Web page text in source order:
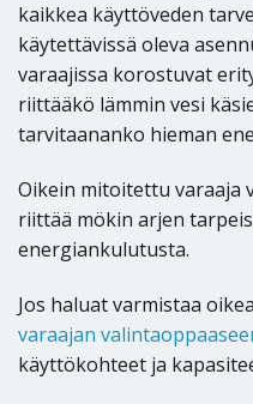
kaikkea käyttöveden
käytettävissä oleva
varaajissa korostuvat
riittääkö lämmin vesi
tarvitaananko hieman
Oikein mitoitettu varaaja
riittää mökin arjen
energiankulutusta.
Jos haluat varmistaa
varaajan
käyttökohteet ja